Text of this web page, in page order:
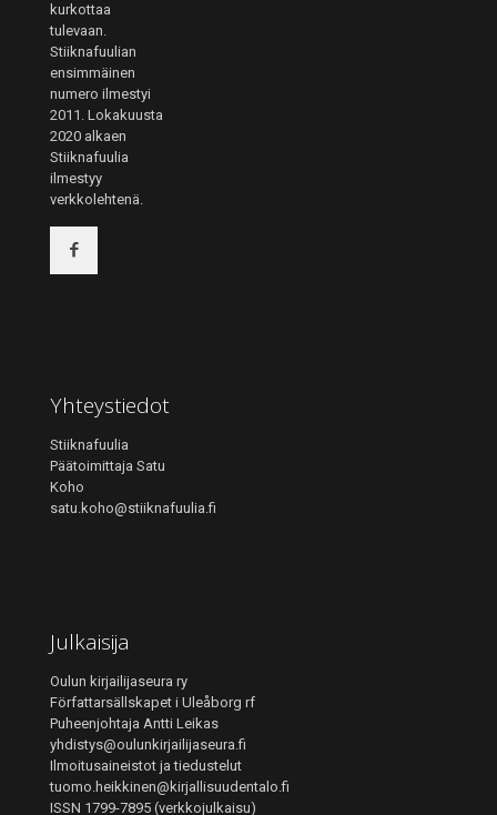
kurkottaa
tulevaan.
Stiiknafuulian
ensimmäinen
numero ilmestyi
2011. Lokakuusta
2020 alkaen
Stiiknafuulia
ilmestyy
verkkolehtenä.
Yhteystiedot
Stiiknafuulia
Päätoimittaja Satu
Koho
satu.koho@stiiknafuulia.fi
Julkaisija
Oulun kirjailijaseura ry
Författarsällskapet i Uleåborg rf
Puheenjohtaja Antti Leikas
yhdistys@oulunkirjailijaseura.fi
Ilmoitusaineistot ja tiedustelut
tuomo.heikkinen@kirjallisuudentalo.fi
ISSN 1799-7895 (verkkojulkaisu)